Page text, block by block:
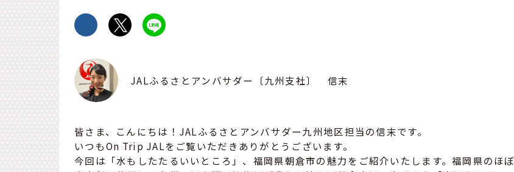
JALふるさとアンバサダー〔九州支社〕 信末
皆さま、こんにちは！JALふるさとアンバサダー九州地区担当の信末です。
いつもOn Trip JALをご覧いただきありがとうございます。
今回は「水もしたたるいいところ」、福岡県朝倉市の魅力をご紹介いたします。福岡県のほぼ